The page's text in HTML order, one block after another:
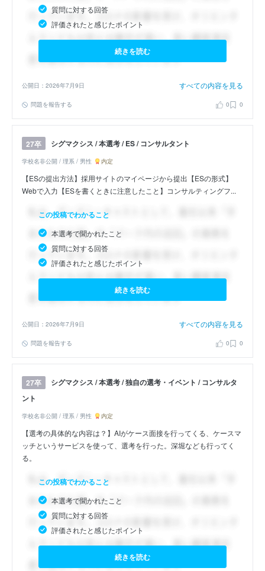
質問に対する回答
評価されたと感じたポイント
続きを読む
公開日：2026年7月9日 すべての内容を見る
問題を報告する 0 0
27卒 シグマクシス / 本選考 / ES / コンサルタント
学校名非公開 / 理系 / 男性 内定
【ESの提出方法】採用サイトのマイページから提出【ESの形式】
Webで入力【ESを書くときに注意したこと】コンサルティングフ...
この投稿でわかること
本選考で聞かれたこと
質問に対する回答
評価されたと感じたポイント
続きを読む
公開日：2026年7月9日 すべての内容を見る
問題を報告する 0 0
27卒
シグマクシス / 本選考 / 独自の選考・イベント / コンサルタ
ント
学校名非公開 / 理系 / 男性 内定
【選考の具体的な内容は？】AIがケース面接を行ってくる、ケースマ
ッチというサービスを使って、選考を行った。深堀なども行ってく
る。
この投稿でわかること
本選考で聞かれたこと
質問に対する回答
評価されたと感じたポイント
続きを読む